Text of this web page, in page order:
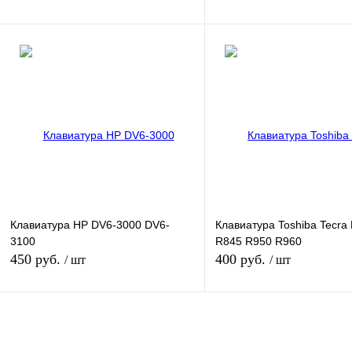
кнопка Enter большая
Клавиатура HP DV6-3000 DV6-
3100
450 руб. / шт
Клавиатура Toshiba Tecra
R845 R950 R960
400 руб. / шт